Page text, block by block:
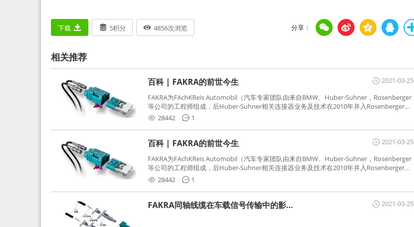
下载 5积分 4856次浏览
相关推荐
2021-03-25
百科 | FAKRA的前世今生
FAKRA为FAchKReis Automobil（汽车专家团队由来自BMW、Huber-Suhner，Rosenberger
等公司的工程师组成，后Huber-Suhner相关连接器业务及技术在2010年并入Rosenberger）
缩写。起初为BMW需求用于车载收音机天线连接，如今FAKRA已成为汽车行业通用标准的射
频连接器，被业内广泛应用。
28442 1
2021-03-25
百科 | FAKRA的前世今生
FAKRA为FAchKReis Automobil（汽车专家团队由来自BMW、Huber-Suhner，Rosenberger
等公司的工程师组成，后Huber-Suhner相关连接器业务及技术在2010年并入Rosenberger）
缩写。起初为BMW需求用于车载收音机天线连接，如今FAKRA已成为汽车行业通用标准的射
频连接器，被业内广泛应用。
28442 1
2021-03-25
FAKRA同轴线缆在车载信号传输中的影响